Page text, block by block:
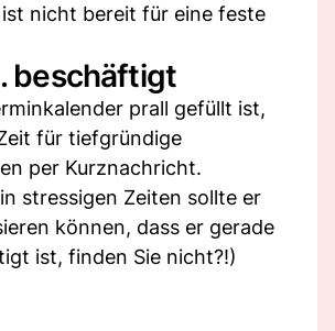
nicht bereit für eine feste
beschäftigt
prall gefüllt ist,
für tiefgründige
per Kurznachricht.
stressigen Zeiten sollte er
können, dass er gerade
ist, finden Sie nicht?!)